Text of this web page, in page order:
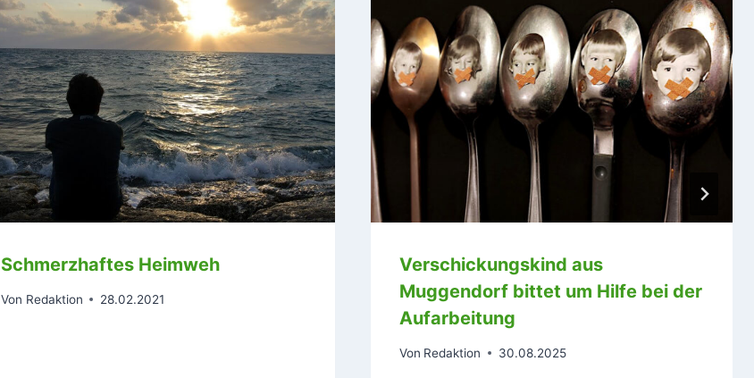
Schmerzhaftes Heimweh
Von Redaktion 28.02.2021
Verschickungskind aus
Muggendorf bittet um Hilfe bei der
Aufarbeitung
Von Redaktion 30.08.2025